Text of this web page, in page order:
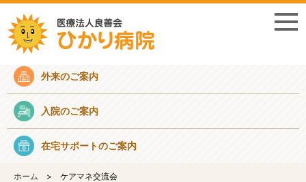
採用情報
外来のご案内
入院のご案内
在宅サポートのご案内
ホーム ケアマネ交流会